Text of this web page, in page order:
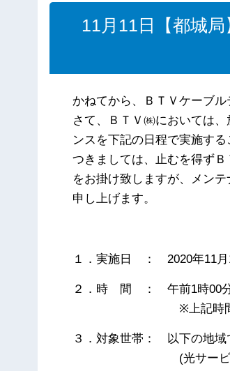
11月11日【都城
かねてから、ＢＴＶケーブ
さて、ＢＴＶ㈱においては
ンスを下記の日程で実施する
つきましては、止むを得ず
をお掛け致しますが、メン
申し上げます。
１．実施日 ： 2020年11月
２．時 間 ： 午前1時00
※上記時間帯で断続
３．対象世帯： 以下の地域
(光サービスのお